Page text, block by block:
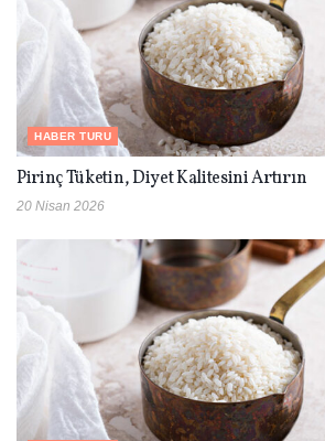
HABER TURU
Pirinç Tüketin, Diyet Kalitesini Artırın
20 Nisan 2026